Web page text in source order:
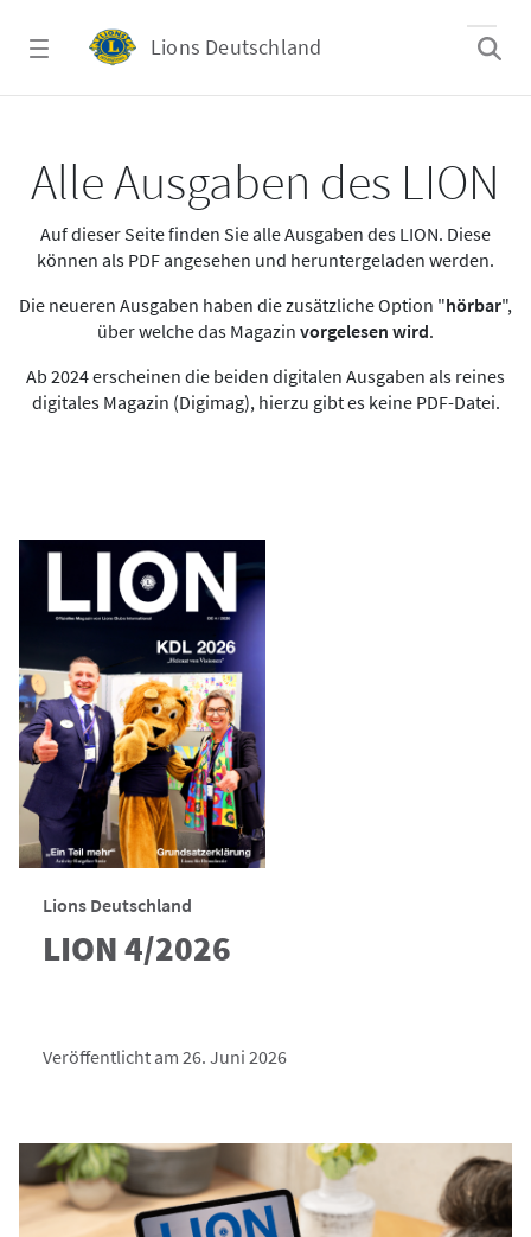
Lions Deutschland
Alle Ausgaben des LION
Auf dieser Seite finden Sie alle Ausgaben des LION. Diese
können als PDF angesehen und heruntergeladen werden.
Die neueren Ausgaben haben die zusätzliche Option "hörbar",
über welche das Magazin vorgelesen wird.
Ab 2024 erscheinen die beiden digitalen Ausgaben als reines
digitales Magazin (Digimag), hierzu gibt es keine PDF-Datei.
Lions Deutschland
LION 4/2026
Veröffentlicht am 26. Juni 2026